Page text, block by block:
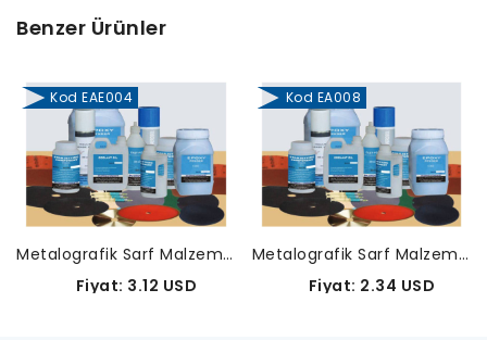
Benzer Ürünler
Kod EAE004
Metalografik Sarf Malzemeleri-EAE004
Fiyat: 3.12 USD
Kod EA008
Metalografik Sarf Malzemeleri-EA008
Fiyat: 2.34 USD